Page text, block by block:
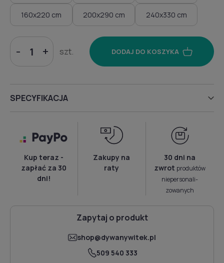
160x220 cm 200x290 cm 240x330 cm
- + szt. DODAJ DO KOSZYKA
SPECYFIKACJA
Kup teraz -
zapłać za 30
dni!
Zakupy na
raty
30 dni na
zwrot produktów
niepersonali­
zowanych
Zapytaj o produkt
shop@dywanywitek.pl
509 540 333